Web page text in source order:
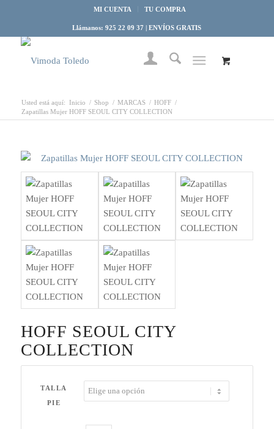
MI CUENTA TU COMPRA
Llámanos: 925 22 09 37 | ENVÍOS GRATIS
Usted está aquí: Inicio / Shop / MARCAS / HOFF /
Zapatillas Mujer HOFF SEOUL CITY COLLECTION
HOFF SEOUL CITY
COLLECTION
TALLA
PIE